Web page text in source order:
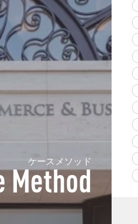
ケースメソッド
Method